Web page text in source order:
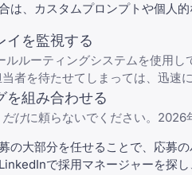
は、カスタムプロンプトや個人
イを監視する
ルルーティングシステムを使用
者を待たせてしまっては、迅速
を組み合わせる
だけに頼らないでください。2026
の大部分を任せることで、応募
で採用マネージャーを探